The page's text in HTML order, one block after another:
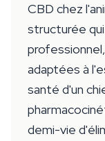
CBD chez
structurée
adaptées à
santé d'un
demi-vie